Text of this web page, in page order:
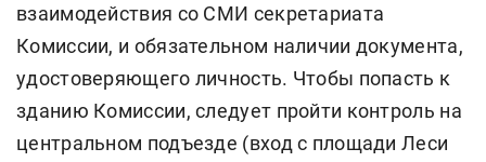
взаимодействия со СМИ секретариата
Комиссии, и обязательном наличии документа,
удостоверяющего личность. Чтобы попасть к
зданию Комиссии, следует пройти контроль на
центральном подъезде (вход с площади Леси